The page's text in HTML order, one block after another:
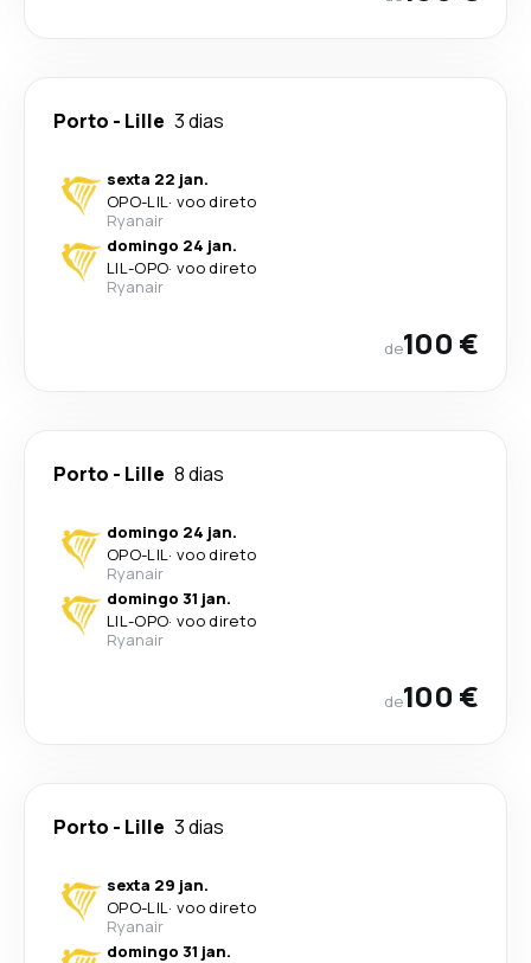
Porto - Lille 3 dias
sexta 22 jan.
OPO-LIL· voo direto
Ryanair
domingo 24 jan.
LIL-OPO· voo direto
Ryanair
de100 €
Porto - Lille 8 dias
domingo 24 jan.
OPO-LIL· voo direto
Ryanair
domingo 31 jan.
LIL-OPO· voo direto
Ryanair
de100 €
Porto - Lille 3 dias
sexta 29 jan.
OPO-LIL· voo direto
Ryanair
domingo 31 jan.